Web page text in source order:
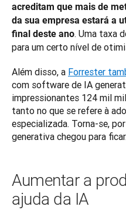
acreditam que mais de
da sua empresa estará a
final deste ano. Uma taxa
para um certo nível de
Além disso, a Forrester
com software de IA
impressionantes 124 mil
tanto no que se refere à
especializada. Torna-se,
generativa chegou para ficar.
Aumentar a
ajuda da IA